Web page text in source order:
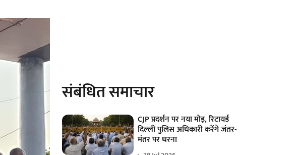
संबंधित समाचार
CJP प्रदर्शन पर नया मोड़, रिटायर्ड
दिल्ली पुलिस अधिकारी करेंगे जंतर-
मंतर पर धरना